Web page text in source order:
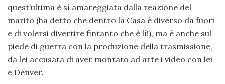
quest’ultima è sì amareggiata dalla reazione del
marito (ha detto che dentro la Casa è diverso da fuori
e di volersi divertire fintanto che è lì!), ma è anche sul
piede di guerra con la produzione della trasmissione,
da lei accusata di aver montato ad arte i video con lei
e Denver.